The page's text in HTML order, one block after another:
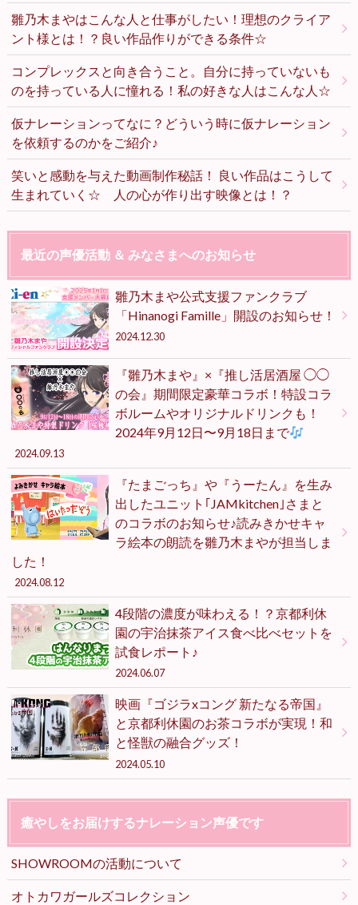
雛乃木まやはこんな人と仕事がしたい！理想のクライア
ント様とは！？良い作品作りができる条件☆
コンプレックスと向き合うこと。自分に持っていないも
のを持っている人に憧れる！私の好きな人はこんな人☆
仮ナレーションってなに？どういう時に仮ナレーション
を依頼するのかをご紹介♪
笑いと感動を与えた動画制作秘話！ 良い作品はこうして
生まれていく☆ 人の心が作り出す映像とは！？
最近の声優活動 ＆ みなさまへのお知らせ
雛乃木まや公式支援ファンクラブ
「Hinanogi Famille」開設のお知らせ！
2024.12.30
『雛乃木まや』×『推し活居酒屋 ◯◯
の会』期間限定豪華コラボ！特設コラ
ボルームやオリジナルドリンクも！
2024年9月12日〜9月18日まで
2024.09.13
『たまごっち』や『うーたん』を生み
出したユニット｢JAMkitchen｣さまと
のコラボのお知らせ♪読みきかせキャ
ラ絵本の朗読を雛乃木まやが担当しま
した！
2024.08.12
4段階の濃度が味わえる！？京都利休
園の宇治抹茶アイス食べ比べセットを
試食レポート♪
2024.06.07
映画『ゴジラxコング 新たなる帝国』
と京都利休園のお茶コラボが実現！和
と怪獣の融合グッズ！
2024.05.10
癒やしをお届けするナレーション声優です
SHOWROOMの活動について
オトカワガールズコレクション